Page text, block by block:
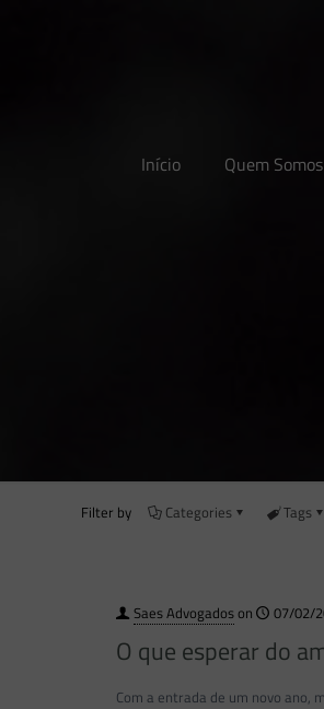
Início Quem Somos
Filter by Categories Tags
Saes Advogadoson 07/02/
O que esperar do
Com a entrada de um novo ano,